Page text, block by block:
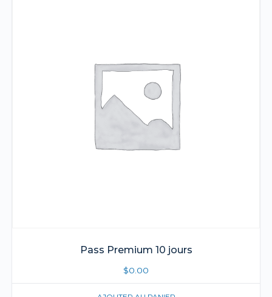
Pass Premium 10 jours
$0.00